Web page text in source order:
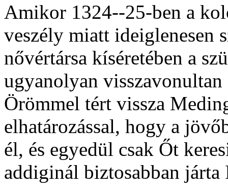
Amikor 1324--25-ben a
veszély miatt ideiglenesen
nővértársa kíséretében a
ugyanolyan
Örömmel tért vissza
elhatározással, hogy a
él, és egyedül csak Őt
addiginál biztosabban